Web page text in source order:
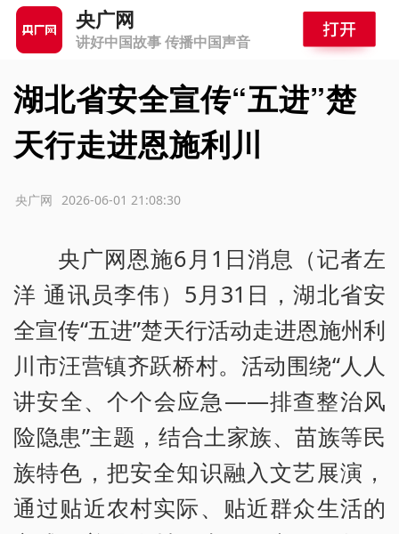
央广网
讲好中国故事 传播中国声音
湖北省安全宣传“五进”楚
天行走进恩施利川
2026-06-01 21:08:30
央广网
央广网恩施6月1日消息（记者左
洋 通讯员李伟）5月31日，湖北省安
全宣传“五进”楚天行活动走进恩施州利
川市汪营镇齐跃桥村。活动围绕“人人
讲安全、个个会应急——排查整治风
险隐患”主题，结合土家族、苗族等民
族特色，把安全知识融入文艺展演，
通过贴近农村实际、贴近群众生活的